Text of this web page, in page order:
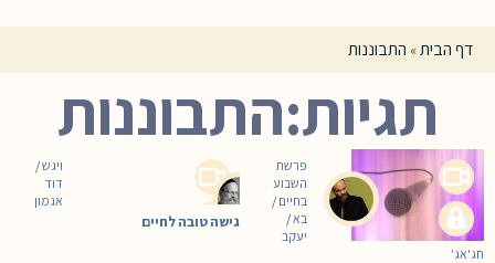
דף הבית» התבוננות
תגיות:התבוננות
ויגש/
דוד
אגמון
גישה טובה לחיים
פרשת
השבוע
בחיים /
בא/
יעקב
חג'אג'